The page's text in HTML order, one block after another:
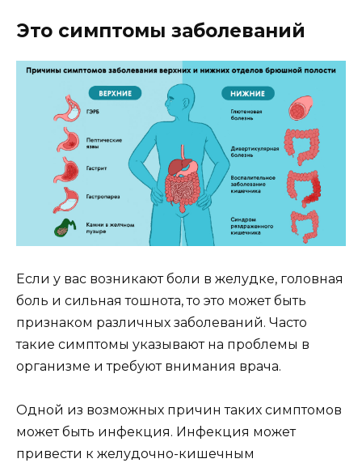
Это симптомы заболеваний
Если у вас возникают боли в желудке, головная
боль и сильная тошнота, то это может быть
признаком различных заболеваний. Часто
такие симптомы указывают на проблемы в
организме и требуют внимания врача.
Одной из возможных причин таких симптомов
может быть инфекция. Инфекция может
привести к желудочно-кишечным